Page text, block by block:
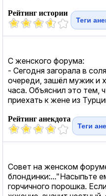
Рейтинг истории
Теги
С женского форума:
- Сегодня загорала в
очереди, зашёл мужик и
часа. Объяснил это тем,
приехать к жене из
Рейтинг анекдота
Теги
Совет на женском
блондинки:..."Насыпьте
горчичного порошка.